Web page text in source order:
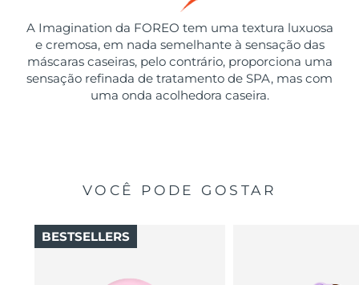
A Imagination da FOREO tem uma textura luxuosa
e cremosa, em nada semelhante à sensação das
máscaras caseiras, pelo contrário, proporciona uma
sensação refinada de tratamento de SPA, mas com
uma onda acolhedora caseira.
VOCÊ PODE GOSTAR
BESTSELLERS